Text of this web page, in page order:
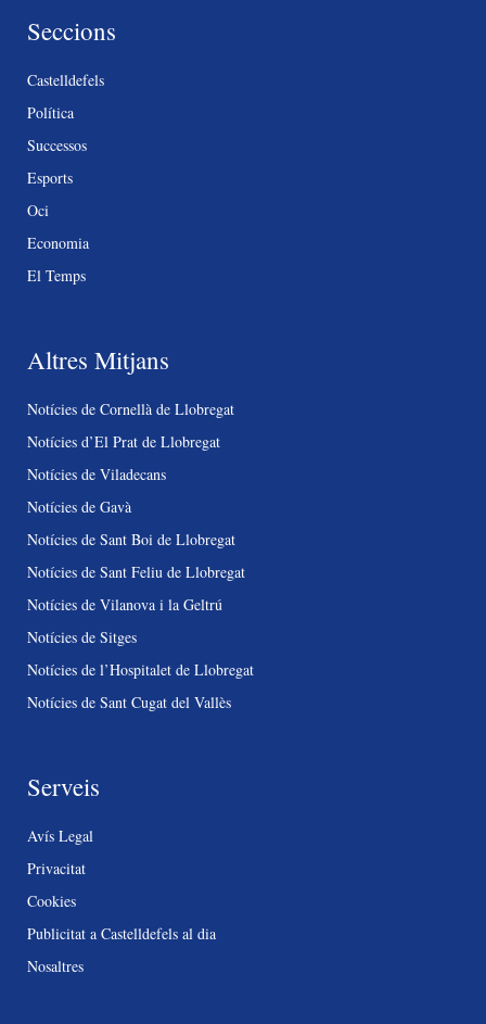
Seccions
Castelldefels
Política
Successos
Esports
Oci
Economia
El Temps
Altres Mitjans
Notícies de Cornellà de Llobregat
Notícies d’El Prat de Llobregat
Notícies de Viladecans
Notícies de Gavà
Notícies de Sant Boi de Llobregat
Notícies de Sant Feliu de Llobregat
Notícies de Vilanova i la Geltrú
Notícies de Sitges
Notícies de l’Hospitalet de Llobregat
Notícies de Sant Cugat del Vallès
Serveis
Avís Legal
Privacitat
Cookies
Publicitat a Castelldefels al dia
Nosaltres